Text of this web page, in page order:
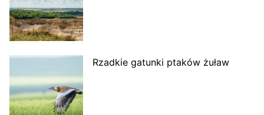
Rzadkie gatunki ptaków żuław